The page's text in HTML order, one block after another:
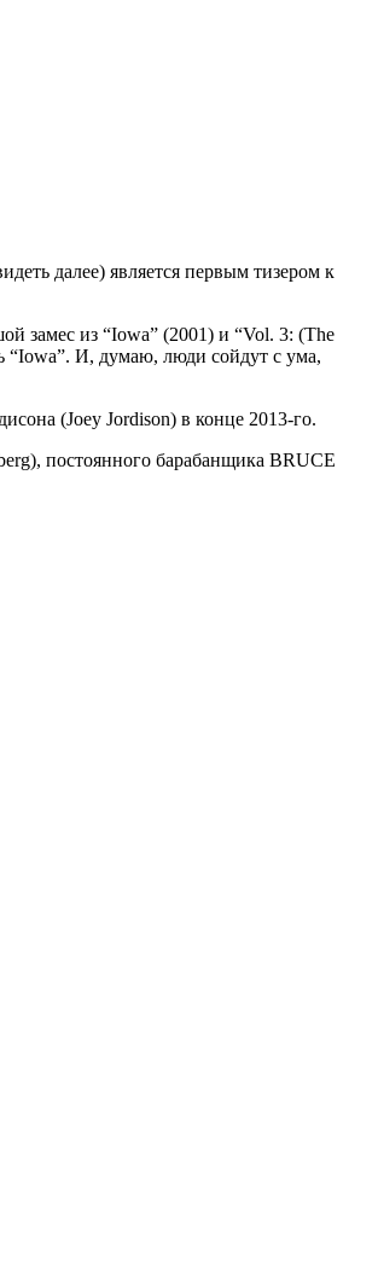
далее) является первым тизером к
замес из “Iowa” (2001) и “Vol. 3: (The
“Iowa”. И, думаю, люди сойдут с ума,
(Joey Jordison) в конце 2013-го.
постоянного барабанщика BRUCE